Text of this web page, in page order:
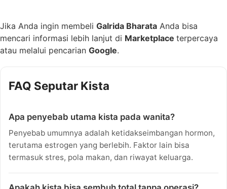
Jika Anda ingin membeli Galrida Bharata Anda bisa
mencari informasi lebih lanjut di Marketplace terpercaya
atau melalui pencarian Google.
FAQ Seputar Kista
Apa penyebab utama kista pada wanita?
Penyebab umumnya adalah ketidakseimbangan hormon,
terutama estrogen yang berlebih. Faktor lain bisa
termasuk stres, pola makan, dan riwayat keluarga.